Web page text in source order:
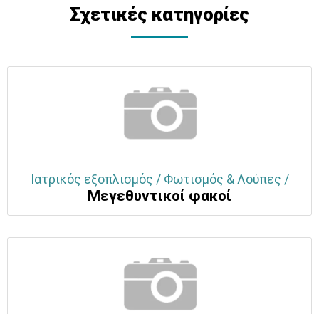
Σχετικές κατηγορίες
Ιατρικός εξοπλισμός / Φωτισμός & Λούπες /
Μεγεθυντικοί φακοί